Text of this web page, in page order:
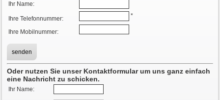
Ihr Name:
Ihre Telefonnummer: *
Ihre Mobilnummer:
Oder nutzen Sie unser Kontaktformular um uns ganz einfach
eine Nachricht zu schicken.
Ihr Name: